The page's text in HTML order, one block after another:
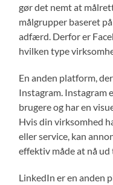
gør det nemt at
målgrupper baseret
adfærd. Derfor er
hvilken type
En anden platform,
Instagram.
brugere og har en
Hvis din virksomhed
eller service, kan
effektiv måde at nå ud
LinkedIn er en anden